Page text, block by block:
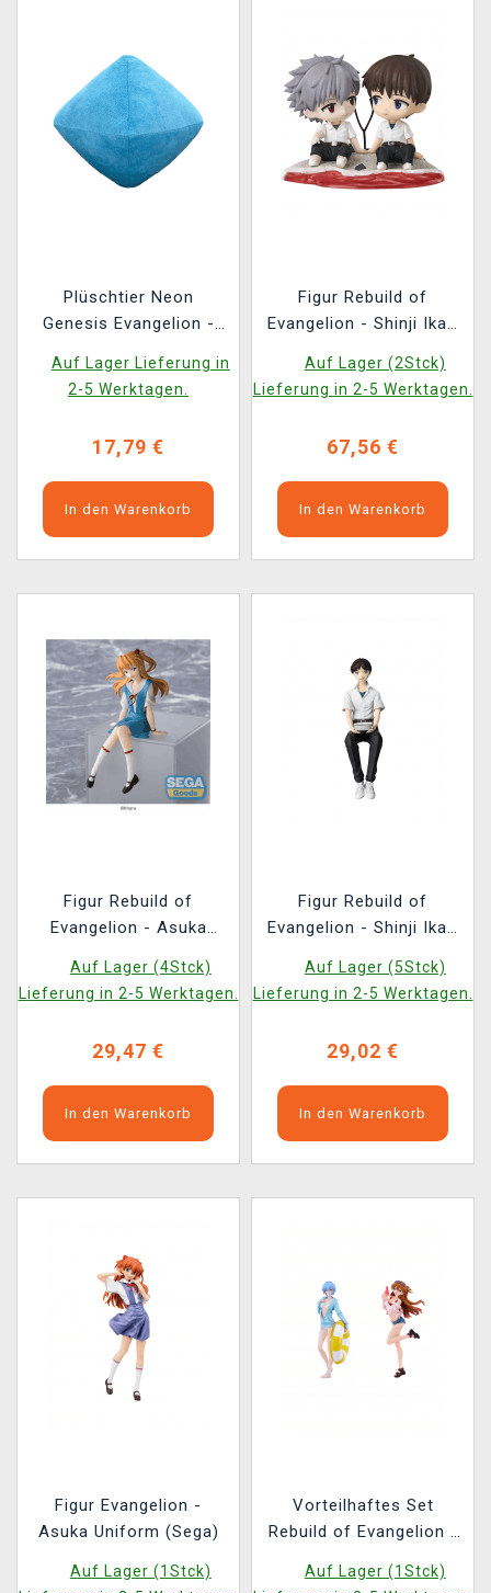
Plüschtier Neon
Genesis Evangelion -
Auf Lager Lieferung in
2-5 Werktagen.
17,79 €
In den Warenkorb
Figur Rebuild of
Evangelion - Shinji Ikari
Smile Company)
Auf Lager (2Stck)
Lieferung in 2-5 Werktagen.
67,56 €
In den Warenkorb
Figur Rebuild of
Evangelion - Asuka
Theatrical Edition
(Sega)
Auf Lager (4Stck)
Lieferung in 2-5 Werktagen.
29,47 €
In den Warenkorb
Figur Rebuild of
Evangelion - Shinji Ikari
Auf Lager (5Stck)
Lieferung in 2-5 Werktagen.
29,02 €
In den Warenkorb
Figur Evangelion -
Asuka Uniform (Sega)
Auf Lager (1Stck)
Vorteilhaftes Set
Rebuild of Evangelion -
Shikinami Langley (Pop
Auf Lager (1Stck)